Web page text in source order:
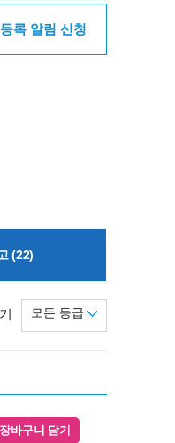
록 알림 신청
(22)
모든 등급
장바구니 담기